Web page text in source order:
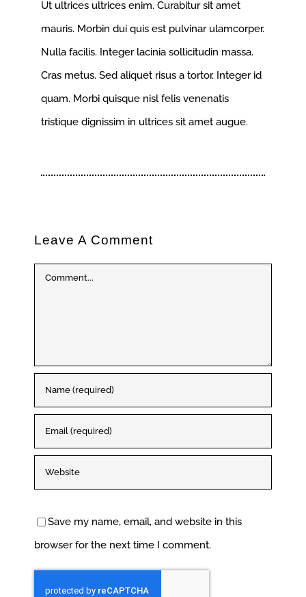
Ut ultrices ultrices enim. Curabitur sit amet
mauris. Morbin dui quis est pulvinar ulamcorper.
Nulla facilis. Integer lacinia sollicitudin massa.
Cras metus. Sed aliquet risus a tortor. Integer id
quam. Morbi quisque nisl felis venenatis
tristique dignissim in ultrices sit amet augue.
Leave A Comment
Comment
Save my name, email, and website in this
browser for the next time I comment.